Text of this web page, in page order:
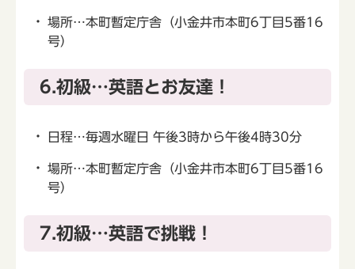
場所…本町暫定庁舎（小金井市本町6丁目5番16
号）
6.初級…英語とお友達！
日程…毎週水曜日 午後3時から午後4時30分
場所…本町暫定庁舎（小金井市本町6丁目5番16
号）
7.初級…英語で挑戦！